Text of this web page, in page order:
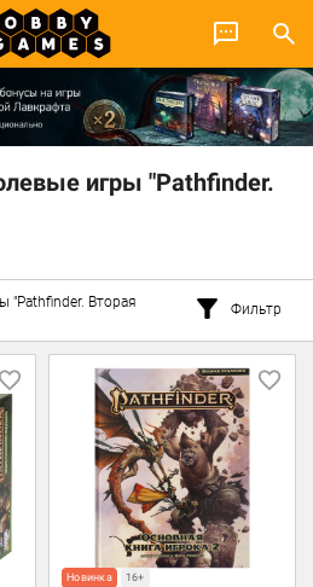
игры "Pathfinder.
"Pathfinder. Вторая
Фильтр
Новинка 16+